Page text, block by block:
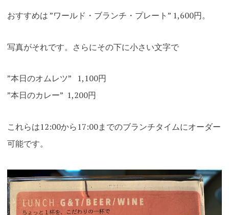
おすすめは ”ワールド・ブランチ・プレート” 1,600円。
写真がそれです。さらにその下に小さい文字で
”本日のオムレツ” 1,100円
”本日のカレー” 1,200円
これらは12:00から17:00までのブランチタイムにオーダー
可能です。